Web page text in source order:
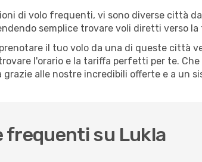
di volo frequenti, vi sono diverse città
semplice trovare voli diretti verso
il tuo volo da una di queste città
l'orario e la tariffa perfetti per te.
grazie alle nostre incredibili offerte e a un
frequenti su Lukla